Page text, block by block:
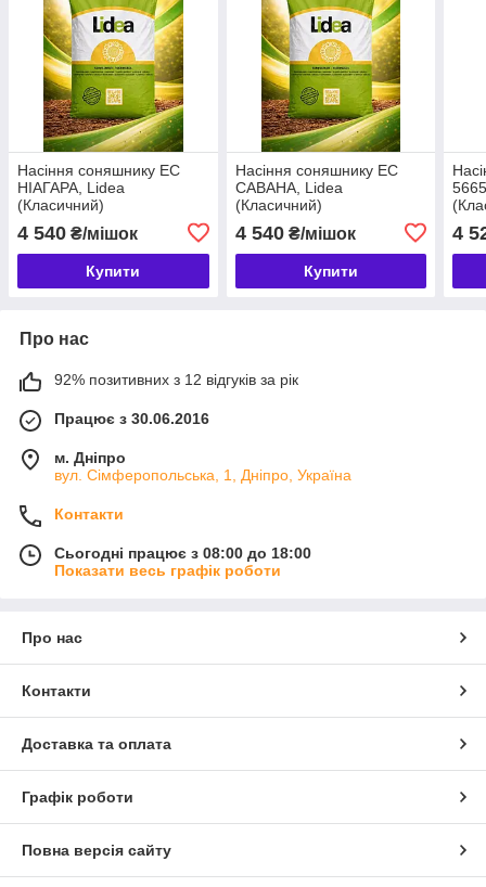
Насіння соняшнику ЕС
НІАГАРА, Lidea
(Класичний)
4 540 ₴/мішок
Купити
Насіння соняшнику ЕС
САВАНА, Lidea
(Класичний)
4 540₴/мішок
Купити
4
Про нас
92% позитивних з 12 відгуків за рік
Працює з 30.06.2016
м. Дніпро
вул. Сімферопольська, 1, Дніпро, Україна
Контакти
Сьогодні працює з 08:00 до 18:00
Показати весь графік роботи
Про нас
Контакти
Доставка та оплата
Графік роботи
Повна версія сайту